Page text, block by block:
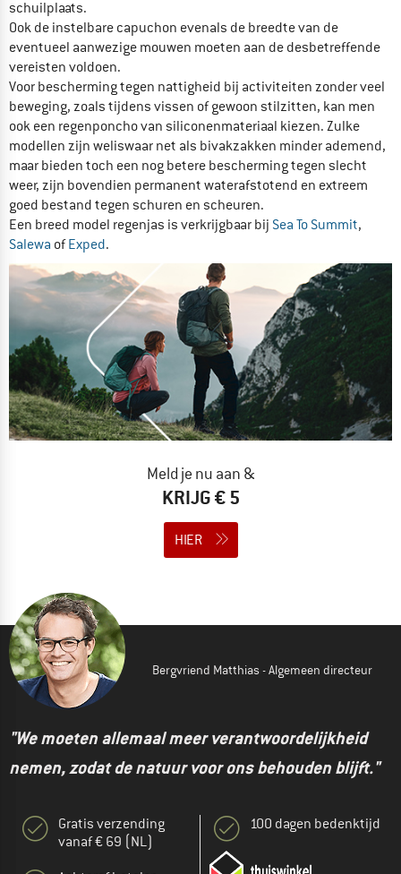
schuilplaats.
Ook de instelbare capuchon evenals de breedte van de
eventueel aanwezige mouwen moeten aan de desbetreffende
vereisten voldoen.
Voor bescherming tegen nattigheid bij activiteiten zonder veel
beweging, zoals tijdens vissen of gewoon stilzitten, kan men
ook een regenponcho van siliconenmateriaal kiezen. Zulke
modellen zijn weliswaar net als bivakzakken minder ademend,
maar bieden toch een nog betere bescherming tegen slecht
weer, zijn bovendien permanent waterafstotend en extreem
goed bestand tegen schuren en scheuren.
Een breed model regenjas is verkrijgbaar bij Sea To Summit,
Salewa ofExped.
Meld je nu aan &
KRIJG € 5
HIER
Bergvriend Matthias - Algemeen directeur
"We moeten allemaal meer verantwoordelijkheid
nemen, zodat de natuur voor ons behouden blijft."
Gratis verzending
vanaf € 69 (NL)
100 dagen bedenktijd